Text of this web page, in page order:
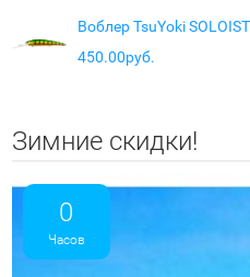
Воблер TsuYoki
450.00руб.
Зимние скидки!
0
Часов